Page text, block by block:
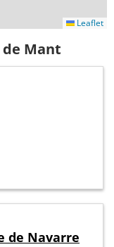
Leaflet
Mant
de Navarre